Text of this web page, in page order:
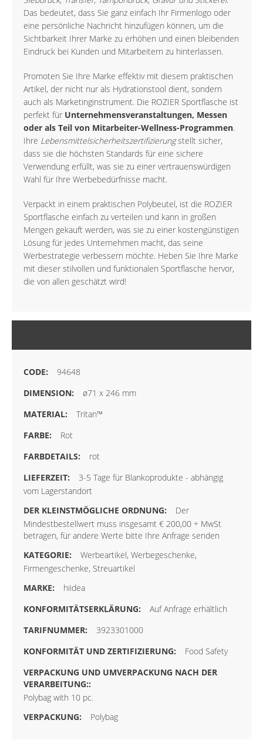
Das bedeutet, dass Sie ganz einfach Ihr Firmenlogo oder
eine persönliche Nachricht hinzufügen können, um die
Sichtbarkeit Ihrer Marke zu erhöhen und einen bleibenden
Eindruck bei Kunden und Mitarbeitern zu hinterlassen.
Promoten Sie Ihre Marke effektiv mit diesem praktischen
Artikel, der nicht nur als Hydrationstool dient, sondern
auch als Marketinginstrument. Die ROZIER Sportflasche ist
perfekt für Unternehmensveranstaltungen, Messen
oder als Teil von Mitarbeiter-Wellness-Programmen.
Ihre Lebensmittelsicherheitszertifizierungstellt sicher,
dass sie die höchsten Standards für eine sichere
Verwendung erfüllt, was sie zu einer vertrauenswürdigen
Wahl für Ihre Werbebedürfnisse macht.
Verpackt in einem praktischen Polybeutel, ist die ROZIER
Sportflasche einfach zu verteilen und kann in großen
Mengen gekauft werden, was sie zu einer kostengünstigen
Lösung für jedes Unternehmen macht, das seine
Werbestrategie verbessern möchte. Heben Sie Ihre Marke
mit dieser stilvollen und funktionalen Sportflasche hervor,
die von allen geschätzt wird!
94648
ø71 x 246 mm
Tritan™
Rot
rot
3-5 Tage für Blankoprodukte - abhängig
vom Lagerstandort
Der
Mindestbestellwert muss insgesamt € 200,00 + MwSt
betragen, für andere Werte bitte Ihre Anfrage senden
Werbeartikel, Werbegeschenke,
Firmengeschenke, Streuartikel
hiidea
Auf Anfrage erhältlich
3923301000
Food Safety
Polybag with 10 pc.
Polybag